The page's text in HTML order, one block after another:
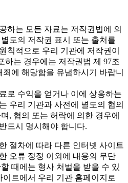
하는 모든 자료는 저작권법에 의
도의 저작권 표시 또는 출처를
칙적으로 우리 기관에 저작권이
하는 경우에는 저작권법 제 97조
에 해당함을 유념하시기 바랍니
로 수익을 얻거나 이에 상응하는
우리 기관과 사전에 별도의 협의
, 협의 또는 허락에 의한 경우에
드시 명시해야 합니다.
절차에 따라 다른 인터넷 사이트
오류 정정 이외에 내용의 무단
때에는 형사 처벌을 받을 수 있
트에서 우리 기관 홈페이지로